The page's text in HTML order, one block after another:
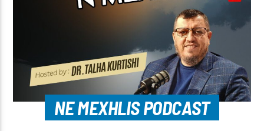
NE MEXHLIS PODCAST